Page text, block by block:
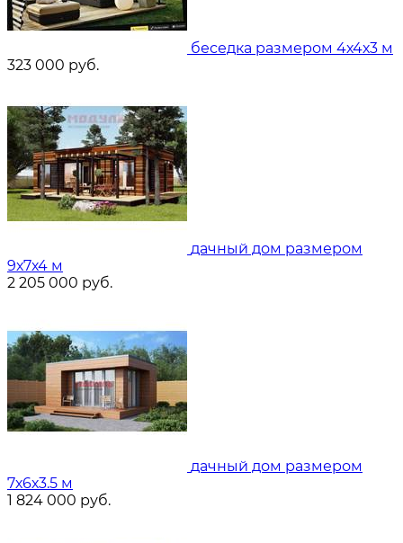
беседка размером 4х4х3 м
323 000 руб.
дачный дом размером
9х7х4 м
2 205 000 руб.
дачный дом размером
7х6х3.5 м
1 824 000 руб.